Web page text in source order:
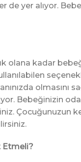
de yer alıyor.
olana kadar
olmasını
Bebeğinizin
Çocuğunuzun
Etmeli?